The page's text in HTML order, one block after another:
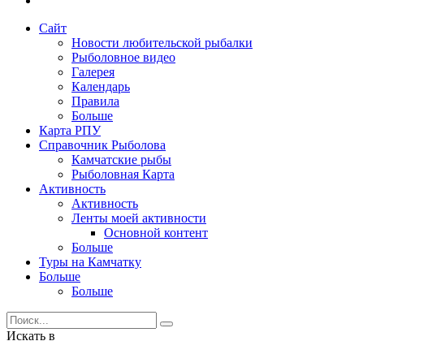
Сайт
Новости любительской рыбалки
Рыболовное видео
Галерея
Календарь
Правила
Больше
Карта РПУ
Справочник Рыболова
Камчатские рыбы
Рыболовная Карта
Активность
Активность
Ленты моей активности
Основной контент
Больше
Туры на Камчатку
Больше
Больше
Искать в